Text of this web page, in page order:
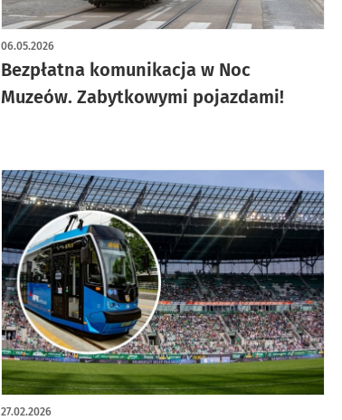
Bezpłatna komunikacja w Noc
Muzeów. Zabytkowymi pojazdami!
06.05.2026
27.02.2026